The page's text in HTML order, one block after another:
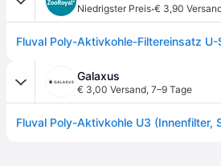
Niedrigster Preis·€ 3,90
Fluval Poly-Aktivkohle-Filtereinsatz U-
Galaxus
€ 3,00 Versand, 7–9 Tage